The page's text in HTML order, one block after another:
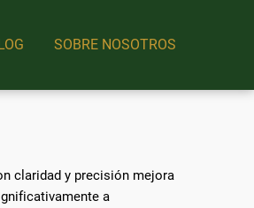
SOBRE NOSOTROS
claridad y precisión mejora
a